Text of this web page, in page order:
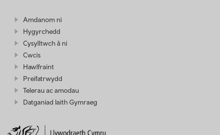
Amdanom ni
Hygyrchedd
Cysylltwch â ni
Cwcis
Hawlfraint
Preifatrwydd
Telerau ac amodau
Datganiad Iaith Gymraeg